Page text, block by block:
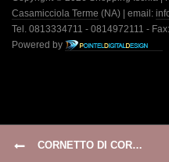
CORNETTO DI CORALLO 2A MISURA CON COLLANA IN ARGENTO 925
Casamicciola Terme (NA) | email:
Tel. 0813334711 - 0814972111 -
Powered by